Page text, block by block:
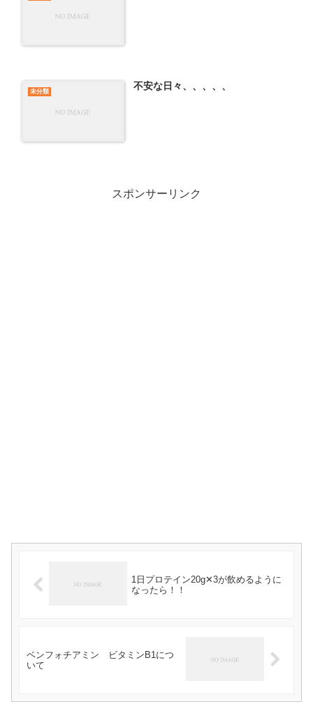
未分類 不安な日々、、、、、
スポンサーリンク
1日プロテイン20g✕3が飲めるように
なったら！！
ベンフォチアミン ビタミンB1につ
いて